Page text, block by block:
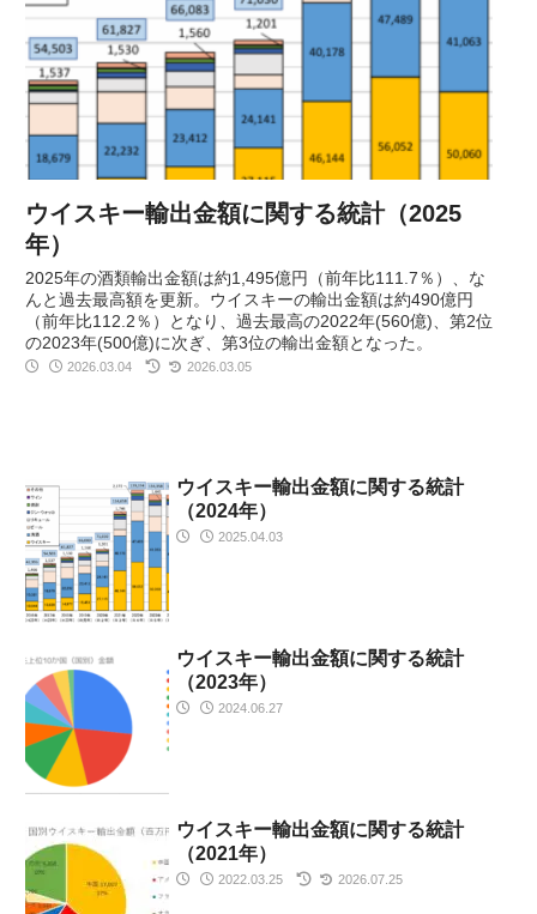
ウイスキー輸出金額に関する統計（2025
年）
2025年の酒類輸出金額は約1,495億円（前年比111.7％）、な
んと過去最高額を更新。ウイスキーの輸出金額は約490億円
（前年比112.2％）となり、過去最高の2022年(560億)、第2位
の2023年(500億)に次ぎ、第3位の輸出金額となった。
2026.03.04 2026.03.05
ウイスキー輸出金額に関する統計
（2024年）
2025.04.03
ウイスキー輸出金額に関する統計
（2023年）
2024.06.27
ウイスキー輸出金額に関する統計
（2021年）
2022.03.25 2026.07.25